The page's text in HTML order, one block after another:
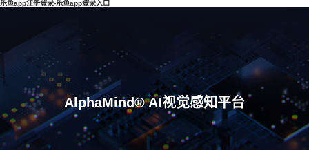
乐鱼app注册登录-乐鱼app登录入口
AlphaMind® AI视觉感知平台